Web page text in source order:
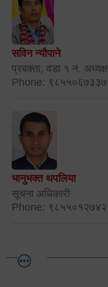
सविन न्यौपाने
प्रबक्ता, वडा १ नं. अध्यक्ष
Phone: ९८५५०६७३३७
भानुभक्त थपलिया
सूचना अधिकारी
Phone: ९८५५०१२७४२